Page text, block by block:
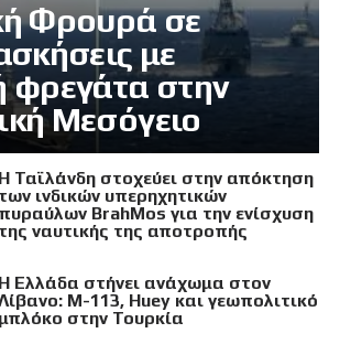
Φρουρά σε
με
φρεγάτα στην
Μεσόγειο
Η Ταϊλάνδη στοχεύει στην απόκτηση
των ινδικών υπερηχητικών
πυραύλων BrahMos για την ενίσχυση
της ναυτικής της αποτροπής
Η Ελλάδα στήνει ανάχωμα στον
M-113, Huey και γεωπολιτικό
μπλόκο στην Τουρκία